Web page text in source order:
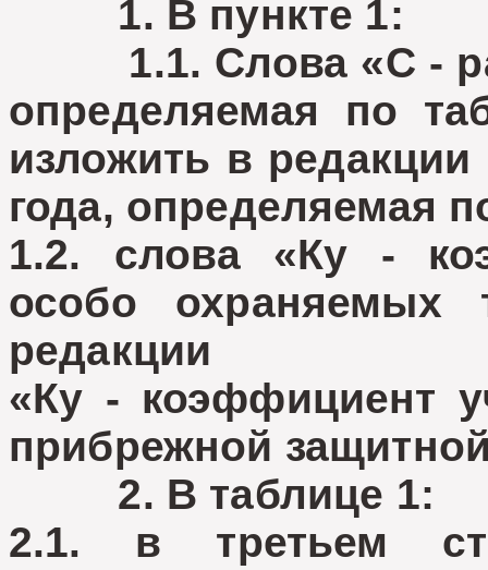
1. В пункте 1:
1.1. Слова «С -
определяемая по
изложить в редакции
года, определяемая
1.2. слова «Ку -
особо охраняемых
редакции
«Ку - коэффициент
прибрежной
2. В таблице 1:
2.1. в третьем